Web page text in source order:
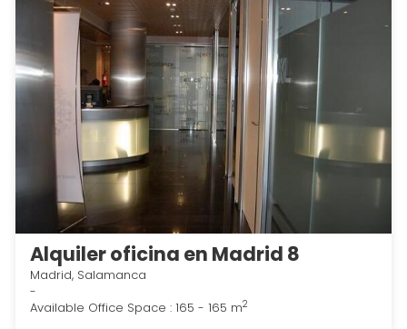
Alquiler oficina en Madrid 8
Madrid, Salamanca
-
Available Office Space : 165 - 165 m2